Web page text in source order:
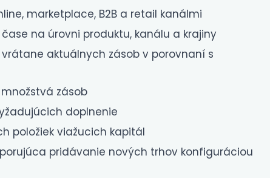
marketplace, B2B a retail kanálmi
na úrovni produktu, kanálu a krajiny
aktuálnych zásob v porovnaní s
zásob
doplnenie
položiek viažucich kapitál
pridávanie nových trhov konfiguráciou